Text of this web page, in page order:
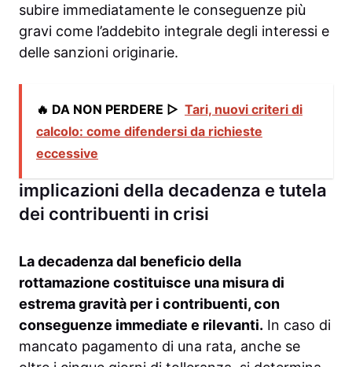
subire immediatamente le conseguenze più
gravi come l’addebito integrale degli interessi e
delle sanzioni originarie.
🔥 DA NON PERDERE ▷ Tari, nuovi criteri di
calcolo: come difendersi da richieste
eccessive
implicazioni della decadenza e tutela
dei contribuenti in crisi
La decadenza dal beneficio della
rottamazione costituisce una misura di
estrema gravità per i contribuenti, con
conseguenze immediate e rilevanti. In caso di
mancato pagamento di una rata, anche se